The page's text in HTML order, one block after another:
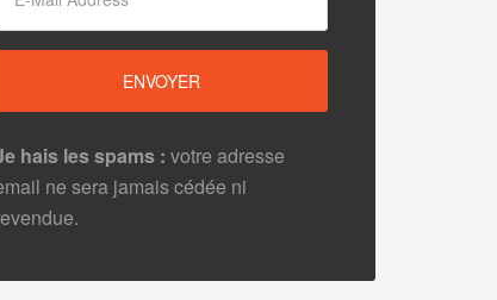
hais les spams : votre adresse
ne sera jamais cédée ni